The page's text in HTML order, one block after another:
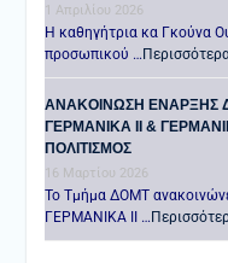
1 Απριλίου 2026
Η καθηγήτρια κα Γκούνα
προσωπικού …
ANAKOINΩΣΗ ΕΝΑΡΞΗΣ
ΓΕΡΜΑΝΙΚΑ ΙΙ &
ΠΟΛΙΤΙΣΜΟΣ
16 Μαρτίου 2026
Το Τμήμα ΔΟΜΤ
ΓΕΡΜΑΝΙΚΑ ΙΙ …